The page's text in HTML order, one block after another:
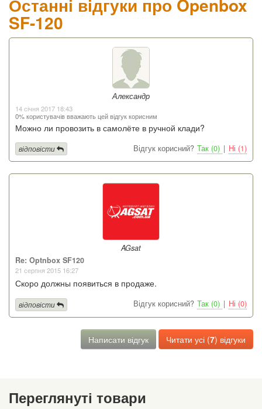
Останні відгуки про Openbox
SF-120
Александр
14 січня 2017 18:43
0% користувачів вважають цей відгук корисним
Можно ли провозить в самолёте в ручной клади?
Відгук корисний? Так (0) | Ні (1)
відповісти
AGsat
Re: Optnbox SF120
21 серпня 2015 16:27
Скоро должны появиться в продаже.
Відгук корисний? Так (0) | Ні (0)
відповісти
Написати відгук Читати усі (7) відгуки
Переглянуті товари